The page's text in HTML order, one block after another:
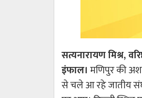
सत्यनारायण मिश्र,
इंफाल। मणिपुर की
से चले आ रहे जातीय